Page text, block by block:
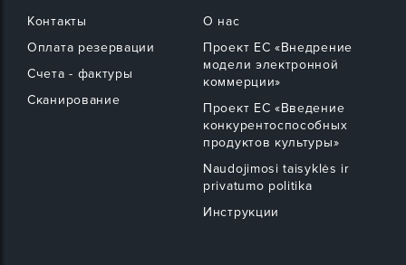
Контакты
Оплата резервации
Счета - фактуры
Сканирование
О нас
Проект ЕС «Внедрение
модели электронной
коммерции»
Проект ЕС «Введение
конкурентоспособных
продуктов культуры»
Naudojimosi taisyklės ir
privatumo politika
Инструкции